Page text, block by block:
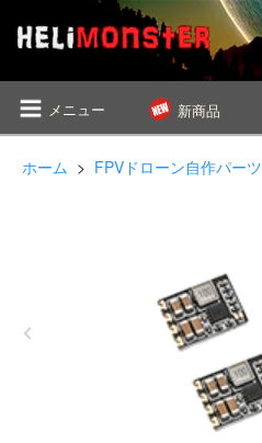
メニュー 新商品
ホーム > FPVドローン自作パーツ